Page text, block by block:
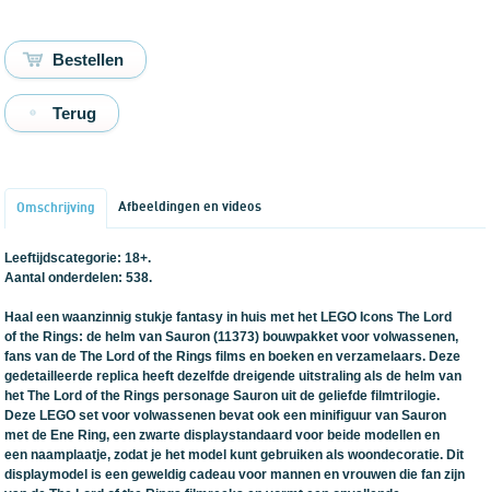
Terug
Omschrijving Afbeeldingen en videos
Leeftijdscategorie: 18+.
Aantal onderdelen: 538.
Haal een waanzinnig stukje fantasy in huis met het LEGO Icons The Lord
of the Rings: de helm van Sauron (11373) bouwpakket voor volwassenen,
fans van de The Lord of the Rings films en boeken en verzamelaars. Deze
gedetailleerde replica heeft dezelfde dreigende uitstraling als de helm van
het The Lord of the Rings personage Sauron uit de geliefde filmtrilogie.
Deze LEGO set voor volwassenen bevat ook een minifiguur van Sauron
met de Ene Ring, een zwarte displaystandaard voor beide modellen en
een naamplaatje, zodat je het model kunt gebruiken als woondecoratie. Dit
displaymodel is een geweldig cadeau voor mannen en vrouwen die fan zijn